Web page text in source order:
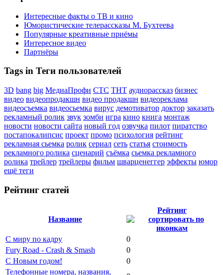
Интересные факты о ТВ и кино
Юмористические телерассказы М. Бухтеева
Популярные креативные приёмы
Интересное видео
Партнёры
Tags in Теги пользователей
3D bang big МедиаПрофи СТС ТНТ аудиорассказ бизнес
видео видеопродакшн видео продакшн видеореклама
видеосъемка видеосьемка вирус демотиватор доктор заказать
рекламный ролик звук зомби игра кино книга монтаж
новости новости сайта новый год озвучка пилот пиратство
постапокалипсис проект промо психология рейтинг
рекламная сьемка ролик сериал сеть статья стоимость
рекламного ролика сценарий съёмка сьемка рекламного
ролика трейлер трейлеры фильм шварценеггер эффекты юмор
ещё теги
Рейтинг статей
Название
Рейтинг
С миру по кадру
0
Fury Road - Crash & Smash
0
С Новым годом!
0
Телефонные номера, названия,